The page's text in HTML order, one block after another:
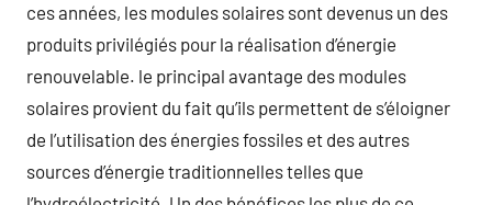
ces années, les modules solaires sont devenus un des
produits privilégiés pour la réalisation d’énergie
renouvelable. le principal avantage des modules
solaires provient du fait qu’ils permettent de s’éloigner
de l’utilisation des énergies fossiles et des autres
sources d’énergie traditionnelles telles que